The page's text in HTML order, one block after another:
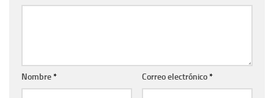
Nombre* Correo electrónico*